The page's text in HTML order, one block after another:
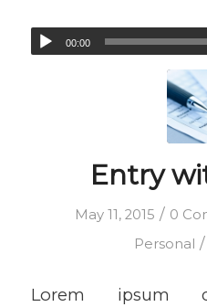
00:00
Entry
May 11, 2015 / 0
Personal /
Lorem ipsum